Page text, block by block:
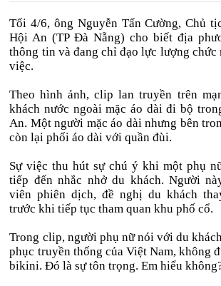
Tối 4/6, ông Nguyễn Tấn Cường, Chủ
Hội An (TP Đà Nẵng) cho biết địa
thông tin và đang chỉ đạo lực lượng chức
việc.
Theo hình ảnh, clip lan truyền trên
khách nước ngoài mặc áo dài đi bộ
An. Một người mặc áo dài nhưng bên
còn lại phối áo dài với quần đùi.
Sự việc thu hút sự chú ý khi một phụ
tiếp đến nhắc nhở du khách. Người
viên phiên dịch, đề nghị du khách
trước khi tiếp tục tham quan khu phố cổ.
Trong clip, người phụ nữ nói với du
phục truyền thống của Việt Nam, không
bikini. Đó là sự tôn trọng. Em hiểu